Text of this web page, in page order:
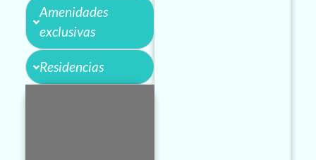
Amenidades
exclusivas
Residencias